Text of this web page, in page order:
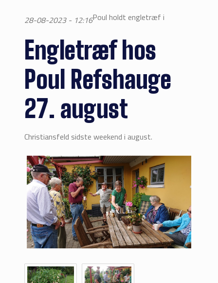
28-08-2023 - 12:16
Engletræf hos
Poul Refshauge
27. august
Poul holdt engletræf i
Christiansfeld sidste weekend i august.